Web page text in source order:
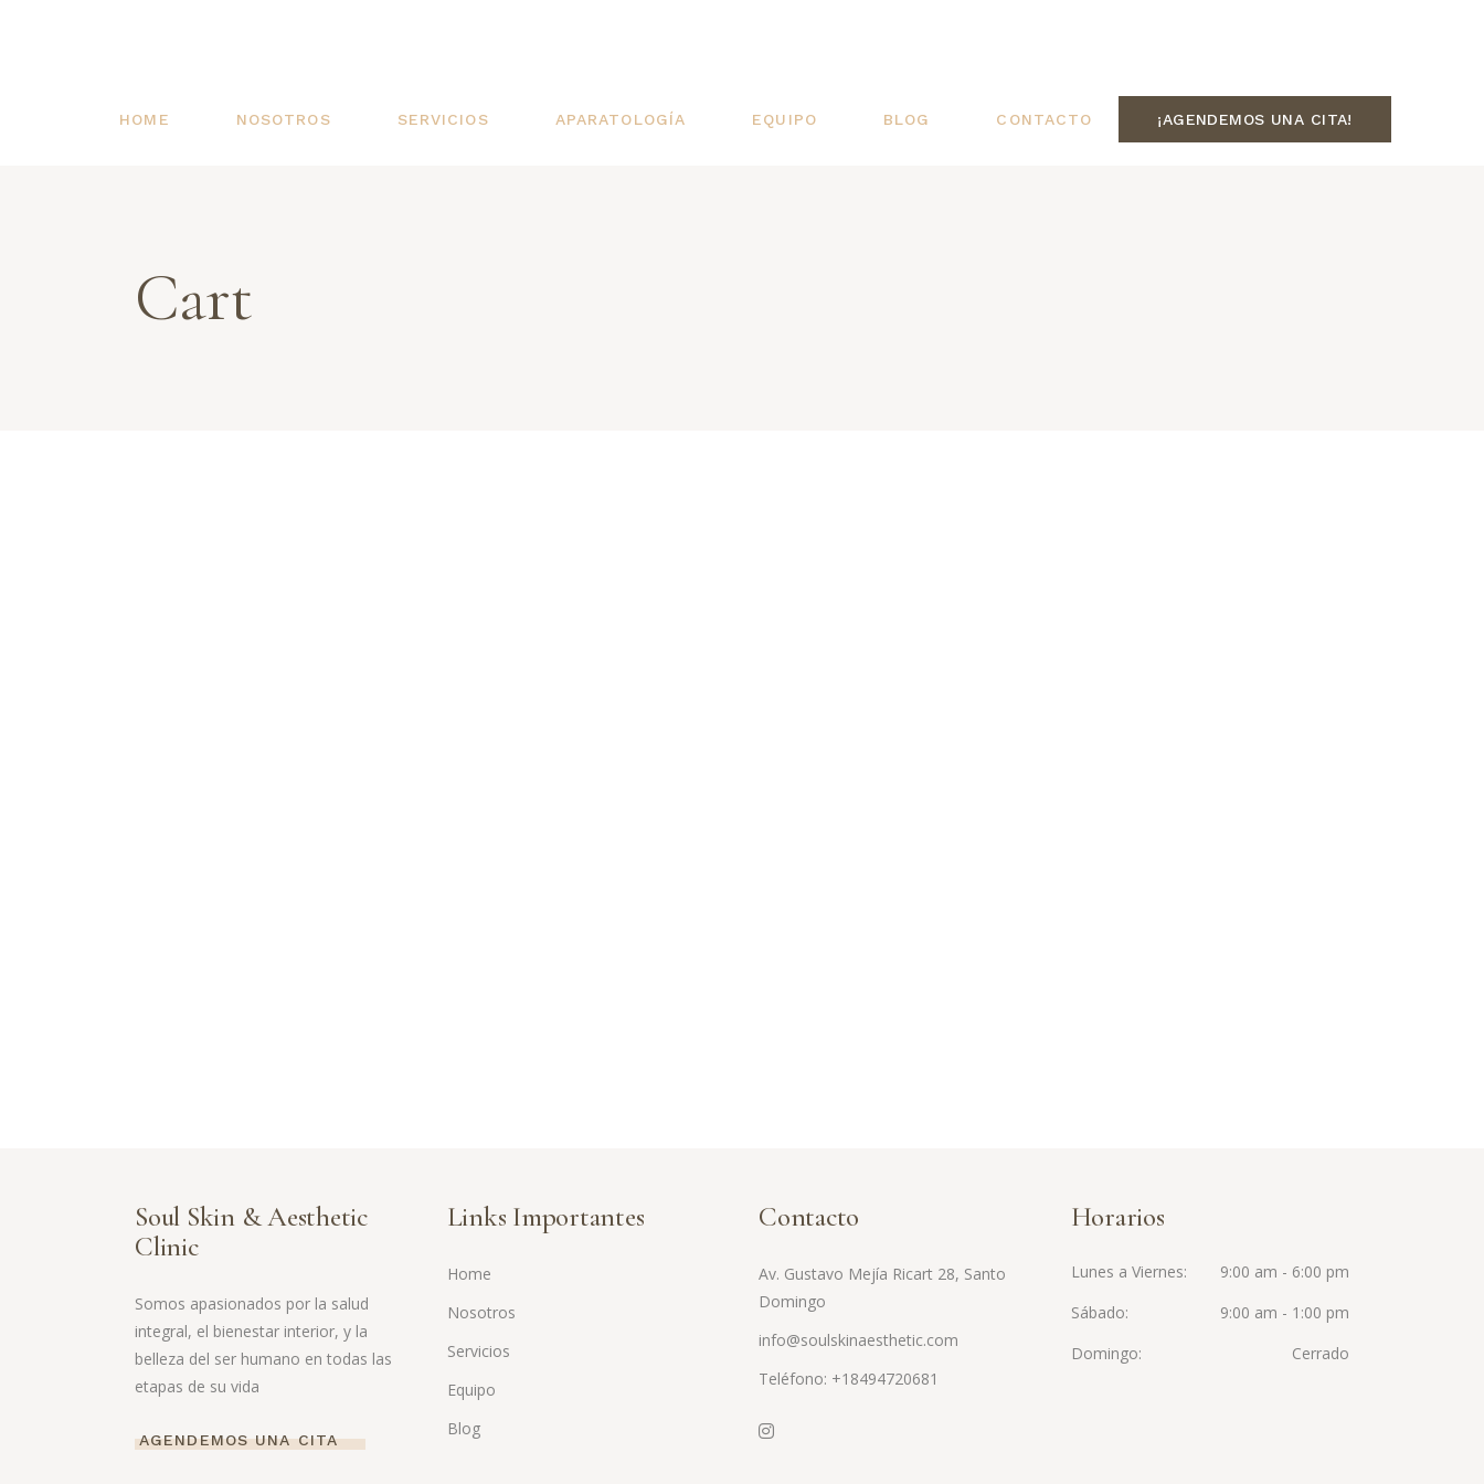
HOME NOSOTROS SERVICIOS APARATOLOGÍA EQUIPO BLOG CONTACTO ¡AGENDEMOS UNA CITA!
Cart
Soul Skin & Aesthetic
Clinic
Somos apasionados por la salud
integral, el bienestar interior, y la
belleza del ser humano en todas las
etapas de su vida
AGENDEMOS UNA CITA
Links Importantes
Home
Nosotros
Servicios
Equipo
Blog
Contacto
Av. Gustavo Mejía Ricart 28, Santo
Domingo
info@soulskinaesthetic.com
Teléfono: +18494720681
Horarios
Lunes a Viernes
9:00 am - 6:00 pm
Sábado
9:00 am - 1:00 pm
Domingo
Cerrado